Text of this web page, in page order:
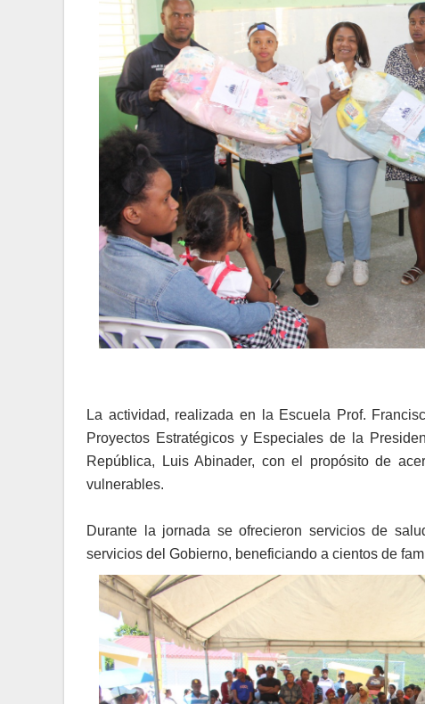
La actividad, realizada en la Escuela Prof.
Proyectos Estratégicos y Especiales de la
República, Luis Abinader, con el propósito de
vulnerables.
Durante la jornada se ofrecieron servicios de
servicios del Gobierno, beneficiando a cientos de